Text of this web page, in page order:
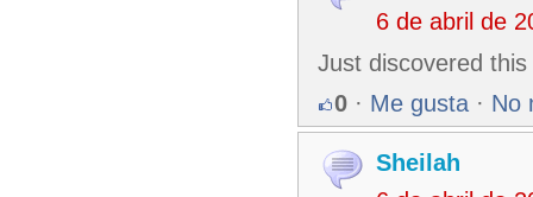
6 de abril de
Just discovered
0 · Me gusta · No
Sheilah